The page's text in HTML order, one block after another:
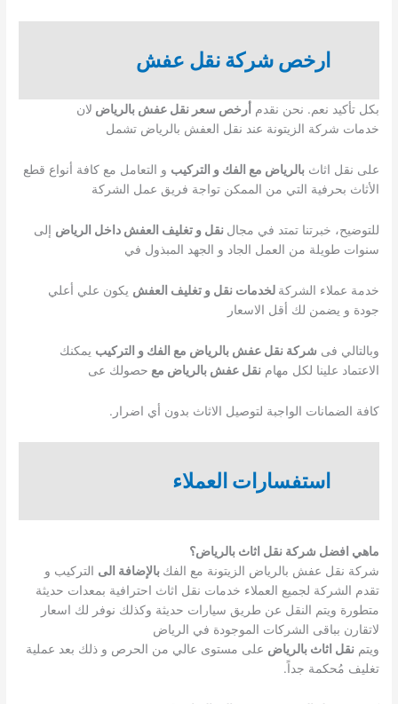
ارخص شركة نقل عفش
بكل تأكيد نعم. نحن نقدم أرخص سعر نقل عفش بالرياض لان
خدمات شركة الزيتونة عند نقل العفش بالرياض تشمل
على نقل اثاثبالرياض مع الفك و التركيب و التعامل مع كافة أنواع قطع
الأثاث بحرفية التي من الممكن تواجة فريق عمل الشركة
للتوضيح، خبرتنا تمتد في مجال نقل و تغليف العفش داخل الرياض إلى
سنوات طويلة من العمل الجاد و الجهد المبذول في
خدمة عملاء الشركة لخدمات نقل و تغليف العفش يكون علي أعلي
جودة و يضمن لك أقل الاسعار
وبالتالي فى شركة نقل عفش بالرياض مع الفك و التركيب يمكنك
الاعتماد علينا لكل مهامنقل عفش بالرياض مع حصولك عى
كافة الضمانات الواجبة لتوصيل الاثاث بدون أي اضرار.
استفسارات العملاء
ماهي افضل شركة نقل اثاث بالرياض؟
شركة نقل عفش بالرياض الزيتونة مع الفك بالإضافة الى التركيب و
تقدم الشركة لجميع العملاء خدمات نقل اثاث احترافية بمعدات حديثة
متطورة ويتم النقل عن طريق سيارات حديثة وكذلك نوفر لك اسعار
لاتقارن بباقى الشركات الموجودة في الرياض
ويتمنقل اثاث بالرياض على مستوى عالي من الحرص و ذلك بعد عملية
تغليف مُحكمة جداً.